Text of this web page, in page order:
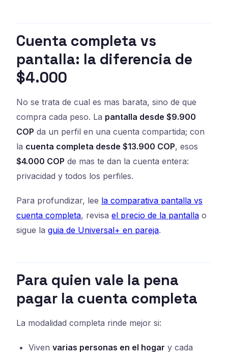
Cuenta completa vs
pantalla: la diferencia de
$4.000
No se trata de cual es mas barata, sino de que
compra cada peso. La pantalla desde $9.900
COP da un perfil en una cuenta compartida; con
la cuenta completa desde $13.900 COP, esos
$4.000 COP de mas te dan la cuenta entera:
privacidad y todos los perfiles.
Para profundizar, lee la comparativa pantalla vs
cuenta completa, revisa el precio de la pantalla o
sigue la guia de Universal+ en pareja.
Para quien vale la pena
pagar la cuenta completa
La modalidad completa rinde mejor si:
Viven varias personas en el hogar y cada